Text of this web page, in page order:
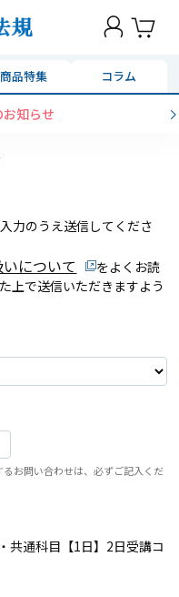
商品特集 コラム
お知らせ
力のうえ送信してくださ
について
をよくお読
上で送信いただきますよう
るお問い合わせは、必ずご記入くだ
共通科目【1日】2日受講コ